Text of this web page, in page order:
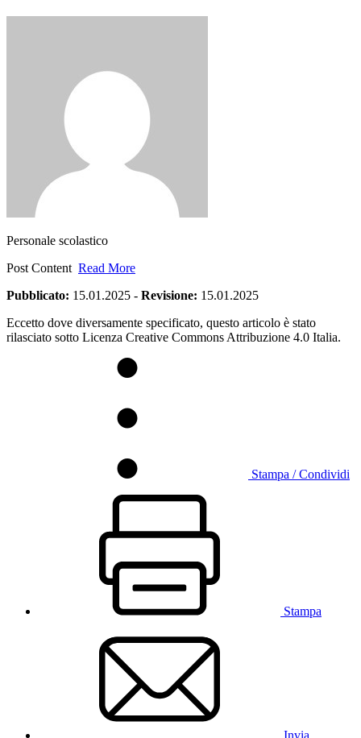
Personale scolastico
Post Content Read More
Pubblicato: 15.01.2025 - Revisione: 15.01.2025
Eccetto dove diversamente specificato, questo articolo è stato
rilasciato sotto Licenza Creative Commons Attribuzione 4.0 Italia.
Stampa / Condividi
Stampa
Invia